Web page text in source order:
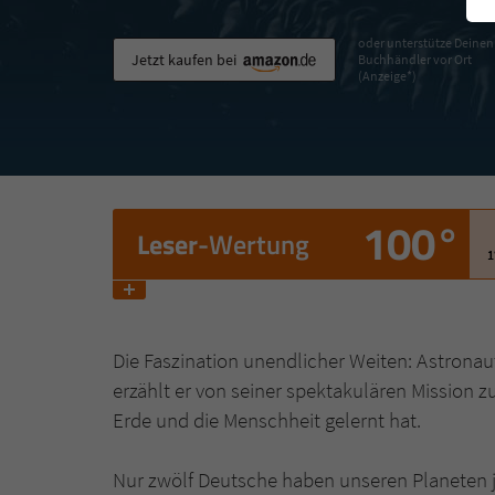
Jetzt kaufen bei
oder unterstütze Deinen
Buchhändler vor Ort
(Anzeige*)
Leser-Wertung 100°
Die Faszination unendlicher Weiten:
erzählt er von seiner spektakulären Mission
Erde und die Menschheit gelernt hat.
Nur zwölf Deutsche haben unseren